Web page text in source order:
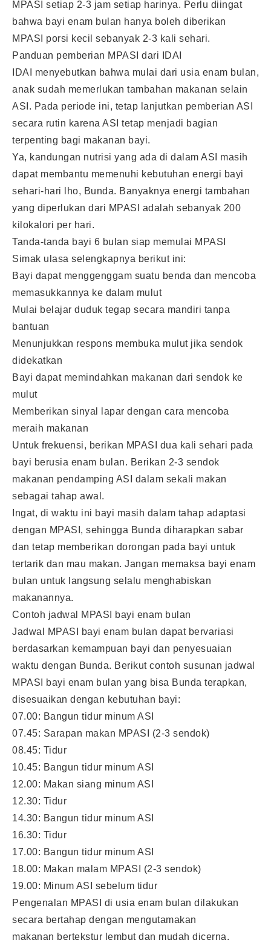
MPASI setiap 2-3 jam setiap harinya. Perlu diingat
bahwa bayi enam bulan hanya boleh diberikan
MPASI porsi kecil sebanyak 2-3 kali sehari.
Panduan pemberian MPASI dari IDAI
IDAI menyebutkan bahwa mulai dari usia enam bulan,
anak sudah memerlukan tambahan makanan selain
ASI. Pada periode ini, tetap lanjutkan pemberian ASI
secara rutin karena ASI tetap menjadi bagian
terpenting bagi makanan bayi.
Ya, kandungan nutrisi yang ada di dalam ASI masih
dapat membantu memenuhi kebutuhan energi bayi
sehari-hari lho, Bunda. Banyaknya energi tambahan
yang diperlukan dari MPASI adalah sebanyak 200
kilokalori per hari.
Tanda-tanda bayi 6 bulan siap memulai MPASI
Simak ulasa selengkapnya berikut ini:
Bayi dapat menggenggam suatu benda dan mencoba
memasukkannya ke dalam mulut
Mulai belajar duduk tegap secara mandiri tanpa
bantuan
Menunjukkan respons membuka mulut jika sendok
didekatkan
Bayi dapat memindahkan makanan dari sendok ke
mulut
Memberikan sinyal lapar dengan cara mencoba
meraih makanan
Untuk frekuensi, berikan MPASI dua kali sehari pada
bayi berusia enam bulan. Berikan 2-3 sendok
makanan pendamping ASI dalam sekali makan
sebagai tahap awal.
Ingat, di waktu ini bayi masih dalam tahap adaptasi
dengan MPASI, sehingga Bunda diharapkan sabar
dan tetap memberikan dorongan pada bayi untuk
tertarik dan mau makan. Jangan memaksa bayi enam
bulan untuk langsung selalu menghabiskan
makanannya.
Contoh jadwal MPASI bayi enam bulan
Jadwal MPASI bayi enam bulan dapat bervariasi
berdasarkan kemampuan bayi dan penyesuaian
waktu dengan Bunda. Berikut contoh susunan jadwal
MPASI bayi enam bulan yang bisa Bunda terapkan,
disesuaikan dengan kebutuhan bayi:
07.00: Bangun tidur minum ASI
07.45: Sarapan makan MPASI (2-3 sendok)
08.45: Tidur
10.45: Bangun tidur minum ASI
12.00: Makan siang minum ASI
12.30: Tidur
14.30: Bangun tidur minum ASI
16.30: Tidur
17.00: Bangun tidur minum ASI
18.00: Makan malam MPASI (2-3 sendok)
19.00: Minum ASI sebelum tidur
Pengenalan MPASI di usia enam bulan dilakukan
secara bertahap dengan mengutamakan
makanan bertekstur lembut dan mudah dicerna.